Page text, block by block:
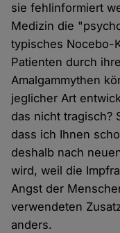
sie fehlinformiert
Medizin die
typisches Nocebo-
Patienten durch
Amalgammythen
jeglicher Art
das nicht tragisch?
dass ich Ihnen
deshalb nach
wird, weil die
Angst der
verwendeten
anders.